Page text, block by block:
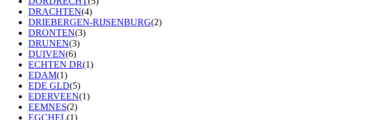
DRACHTEN(4)
DRIEBERGEN-RIJSENBURG(2)
DRONTEN(3)
DRUNEN(3)
DUIVEN(6)
ECHTEN DR(1)
EDAM(1)
EDE GLD(5)
EDERVEEN(1)
EEMNES(2)
EGCHEL(1)